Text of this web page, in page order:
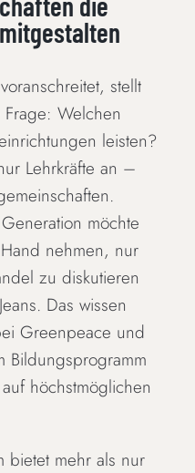
stellt
Welchen
leisten?
Lehrkräfte an –
möchte
nehmen, nur
zu diskutieren
Das wissen
Greenpeace und
Bildungsprogramm
höchstmöglichen
bietet mehr als nur